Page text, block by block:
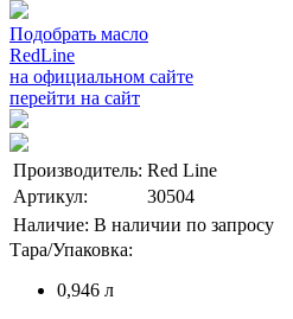
Подобрать масло
RedLine
на официальном сайте
перейти на сайт
Производитель: Red Line
Артикул:
30504
Наличие: В наличии по запросу
Тара/Упаковка:
0,946 л